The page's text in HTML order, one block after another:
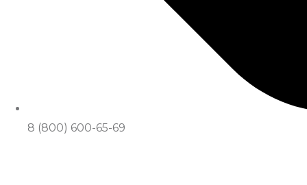
8 (800) 600-65-69